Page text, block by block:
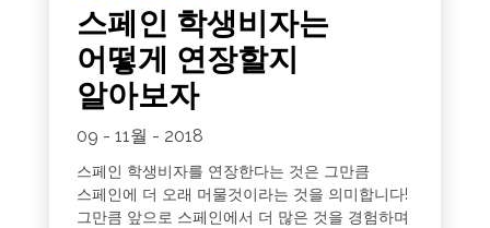
스페인 학생비자는
어떻게 연장할지
알아보자
09 - 11월 - 2018
스페인 학생비자를 연장한다는 것은 그만큼
스페인에 더 오래 머물것이라는 것을 의미합니다!
그만큼 앞으로 스페인에서 더 많은 것을 경험하며